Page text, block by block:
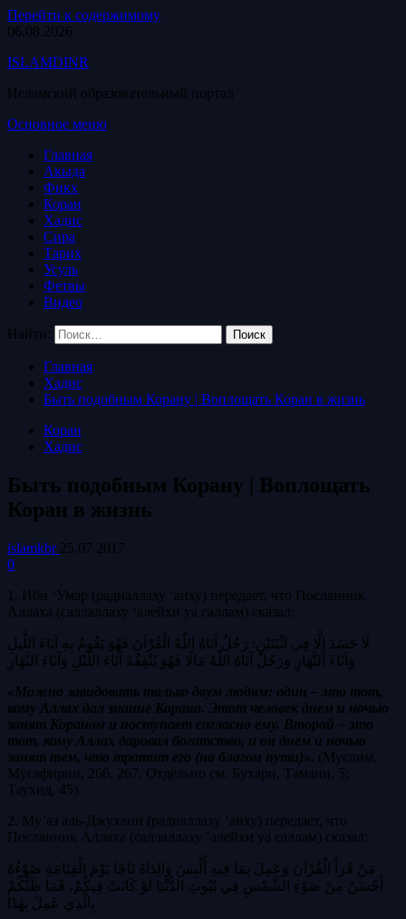
Перейти к содержимому
06.08.2026
ISLAMDINR
Исламский образовательный портал
Основное меню
Главная
Акыда
Фикх
Коран
Хадис
Сира
Тарих
Усуль
Фетвы
Видео
Найти:
Главная
Хадис
Быть подобным Корану | Воплощать Коран в жизнь
Коран
Хадис
Быть подобным Корану | Воплощать
Коран в жизнь
islamkbr 25.07.2017
0
1. Ибн ‘Умар (радиаллаху ‘анху) передает, что Посланник
Аллаха (саллаллаху ‘алейхи уа саллам) сказал:
لَا حَسَدَ إِلَّا فِي اثْنَتَيْنِ: رَجُلٌ آتَاهُ اللّٰهُ الْقُرْآنَ فَهُوَ يَقُومُ بِهِ آنَاءَ اللَّيلِ
وَآنَاءَ النَّهَارِ وَرَجُلٌ آتَاهُ اللّٰهُ مَالًا فَهُوَ يُنْفِقُهُ آنَاءَ اللَّيْلِ وَآنَاءَ النَّهَارِ
«Можно завидовать только двум людям: один – это тот,
кому Аллах дал знание Корана. Этот человек днем и ночью
занят Кораном и поступает согласно ему. Второй – это
тот, кому Аллах даровал богатство, и он днем и ночью
занят тем, что тратит его (на благом пути)». (Муслим,
Мусафирин, 266, 267. Отдельно см. Бухари, Тамани, 5;
Таухид, 45).
2. Му’аз аль-Джухани (радиаллаху ‘анху) передает, что
Посланник Аллаха (саллаллаху ‘алейхи уа саллам) сказал:
مَنْ قَرَأَ الْقُرْآنَ وَعَمِلَ بِمَا فِيهِ أُلْبِسَ وَالِدَاهُ تَاجًا يَوْمَ الْقِيَامَةِ ضَوْءُهُ
أَحْسَنُ مِنْ ضَوْءِ الشَّمْسِ فِي بُيُوتِ الدُّنْيَا لَوْ كَانَتْ فِيكُمْ، فَمَا ظَنُّكُمْ
بِالَّذِي عَمِلَ بِهٰذَا